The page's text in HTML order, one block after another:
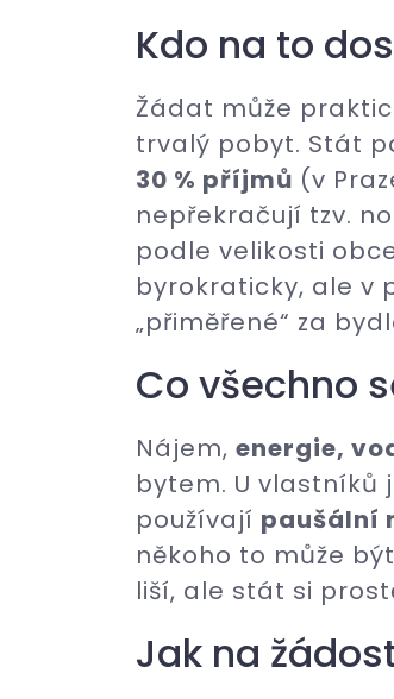
Kdo na to
Žádat může
trvalý pobyt. Stát
30 % příjmů (v
nepřekračují tzv.
podle velikosti
byrokraticky, ale v
„přiměřené“ za
Co všechno
Nájem, energie,
bytem. U
používají paušální
někoho to může
liší, ale stát si
Jak na